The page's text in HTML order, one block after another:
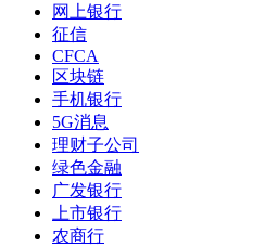
网上银行
征信
CFCA
区块链
手机银行
5G消息
理财子公司
绿色金融
广发银行
上市银行
农商行